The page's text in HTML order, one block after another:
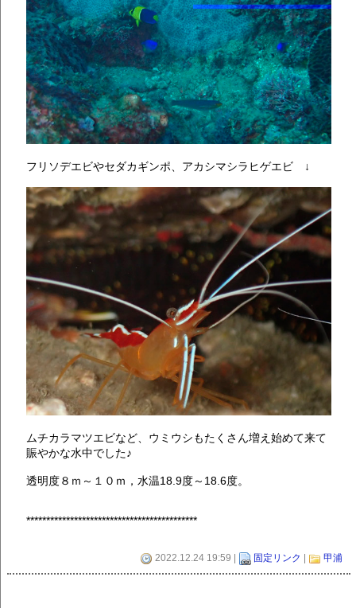
フリソデエビやセダカギンポ、アカシマシラヒゲエビ ↓
ムチカラマツエビなど、ウミウシもたくさん増え始めて来て
賑やかな水中でした♪
透明度８ｍ～１０ｍ，水温18.9度～18.6度。
*******************************************
2022.12.24 19:59 | 固定リンク | 甲浦